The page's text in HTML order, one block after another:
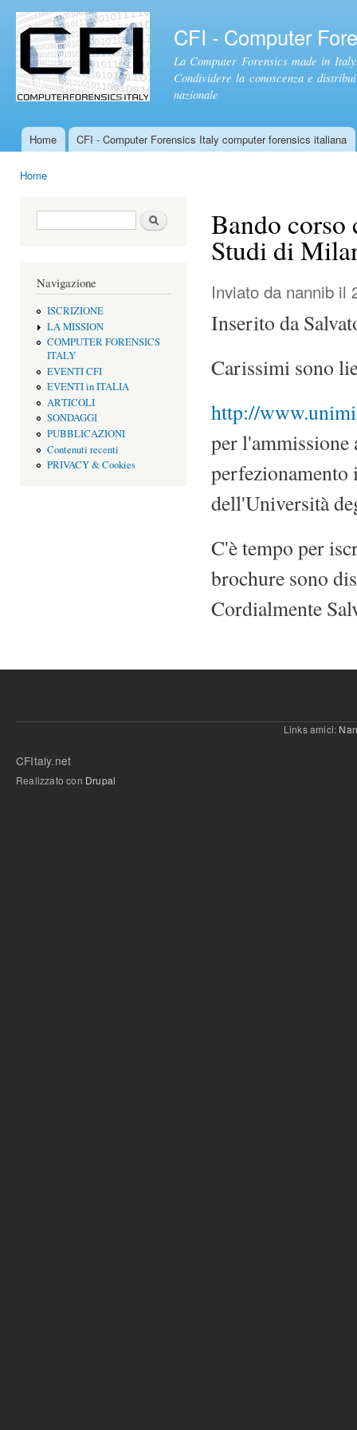
CFI - Computer
La Computer Forensics made in
Condividere la conoscenza e
nazionale
Menu principale
Home CFI - Computer Forensics Italy computer forensics italiana
Home
Form di ricerca Cerca
Navigazione
ISCRIZIONE
LA MISSION
COMPUTER FORENSICS
ITALY
EVENTI CFI
EVENTI in ITALIA
ARTICOLI
SONDAGGI
PUBBLICAZIONI
Contenuti recenti
PRIVACY & Cookies
Bando corso
Studi di
Inviato da nannib il
Inserito da
Carissimi sono
http://
per l'ammissione
dell'Università
C'è tempo per
brochure sono
Cordialmente
Links amici:
CFItaly.net
Realizzato con Drupal